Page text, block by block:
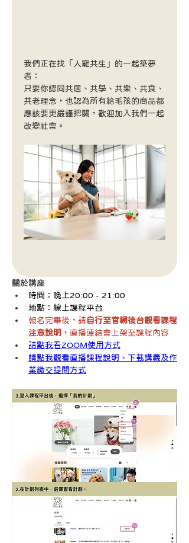
我們正在找「人寵共生」的一起築夢
者：
只要你認同共居、共學、共樂、共食、
共老理念，也認為所有給毛孩的商品都
應該要更嚴謹把關，歡迎加入我們一起
改變社會。
關於講座
時間：晚上20:00 - 21:00
地點：線上課程平台
報名完畢後，請 自行至官網後台觀看課程
注意說明 ，直播連結會上架至課程內容
請點我看ZOOM使用方式
請點我觀看直播課程說明、下載講義及作
業繳交提問方式